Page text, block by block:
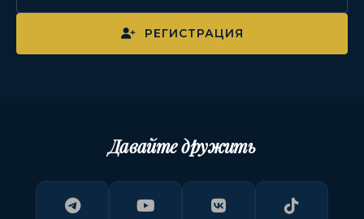
РЕГИСТРАЦИЯ
Давайте дружить